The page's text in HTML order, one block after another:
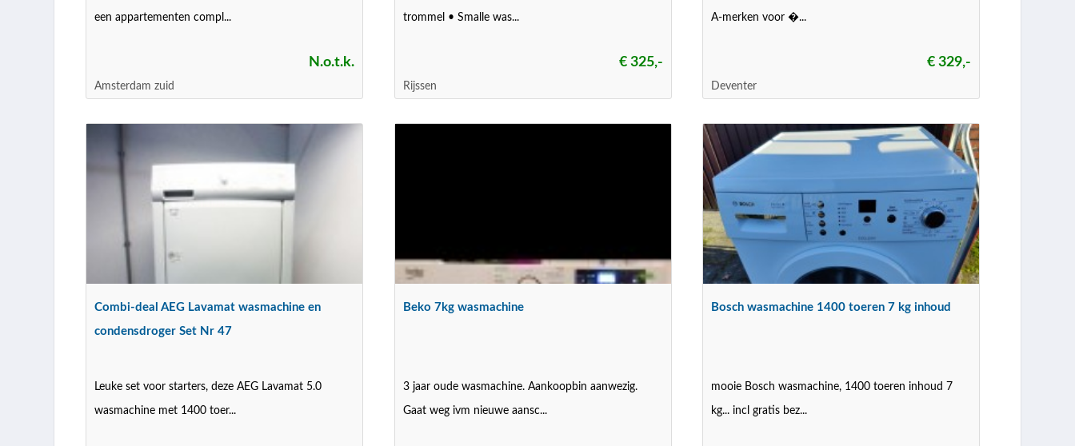
een appartementen compl...
N.o.t.k.
Amsterdam zuid
trommel • Smalle was...
€ 325,-
Rijssen
A-merken voor �...
€ 329,-
Deventer
Combi-deal AEG Lavamat wasmachine en
condensdroger Set Nr 47
Leuke set voor starters, deze AEG Lavamat 5.0
wasmachine met 1400 toer...
Beko 7kg wasmachine
3 jaar oude wasmachine. Aankoopbin aanwezig.
Gaat weg ivm nieuwe aansc...
Bosch wasmachine 1400 toeren 7 kg inhoud
mooie Bosch wasmachine, 1400 toeren inhoud 7
kg... incl gratis bez...